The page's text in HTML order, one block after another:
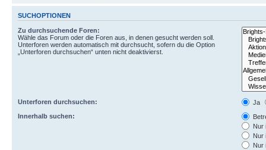
SUCHOPTIONEN
Zu durchsuchende Foren:
Wähle das Forum oder die Foren aus, in denen gesucht werden soll.
Unterforen werden automatisch mit durchsucht, sofern du die Option
„Unterforen durchsuchen“ unten nicht deaktivierst.
Unterforen durchsuchen:
Ja
Innerhalb suchen:
Nur
Nur
Nur